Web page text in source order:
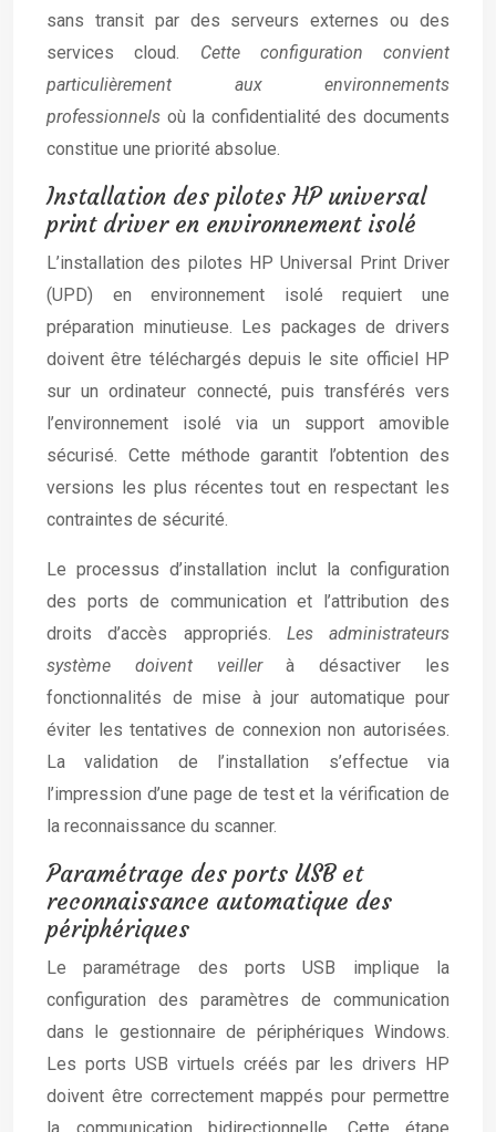
sans transit par des serveurs externes ou des
services cloud. Cette configuration convient
particulièrement aux environnements
professionnels où la confidentialité des documents
constitue une priorité absolue.
Installation des pilotes HP universal
print driver en environnement isolé
L’installation des pilotes HP Universal Print Driver
(UPD) en environnement isolé requiert une
préparation minutieuse. Les packages de drivers
doivent être téléchargés depuis le site officiel HP
sur un ordinateur connecté, puis transférés vers
l’environnement isolé via un support amovible
sécurisé. Cette méthode garantit l’obtention des
versions les plus récentes tout en respectant les
contraintes de sécurité.
Le processus d’installation inclut la configuration
des ports de communication et l’attribution des
droits d’accès appropriés. Les administrateurs
système doivent veillerà désactiver les
fonctionnalités de mise à jour automatique pour
éviter les tentatives de connexion non autorisées.
La validation de l’installation s’effectue via
l’impression d’une page de test et la vérification de
la reconnaissance du scanner.
Paramétrage des ports USB et
reconnaissance automatique des
périphériques
Le paramétrage des ports USB implique la
configuration des paramètres de communication
dans le gestionnaire de périphériques Windows.
Les ports USB virtuels créés par les drivers HP
doivent être correctement mappés pour permettre